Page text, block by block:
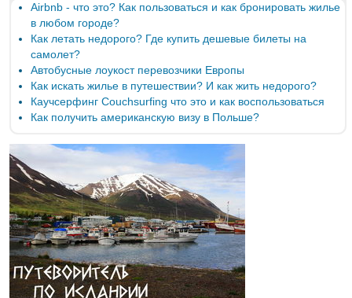
Airbnb - что это? Как пользоваться и как бронировать жилье
в любом городе?
Как летать недорого? Где купить дешевые билеты на
самолет?
Автобусные лоукост перевозчики Европы
Как искать жилье в путешествии? И как жить недорого?
Каучсерфинг Couchsurfing что это и как воспользоваться
Как получить американскую визу в Польше?